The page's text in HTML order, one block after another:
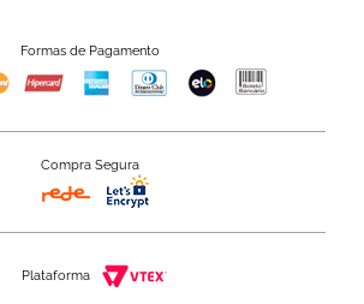
Formas de Pagamento
Compra Segura
Plataforma